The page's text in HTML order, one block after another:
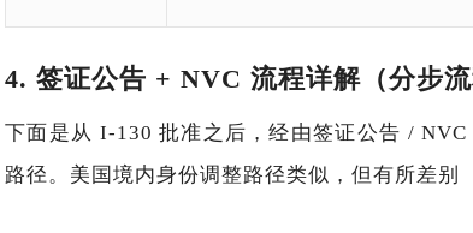
4. 签证公告 + NVC 流程详解（分步流
下面是从 I-130 批准之后，经由签证公告 /
路径。美国境内身份调整路径类似，但有所差别